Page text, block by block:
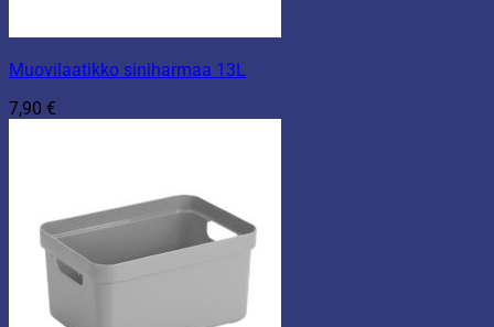
Muovilaatikko siniharmaa 13L
7,90 €